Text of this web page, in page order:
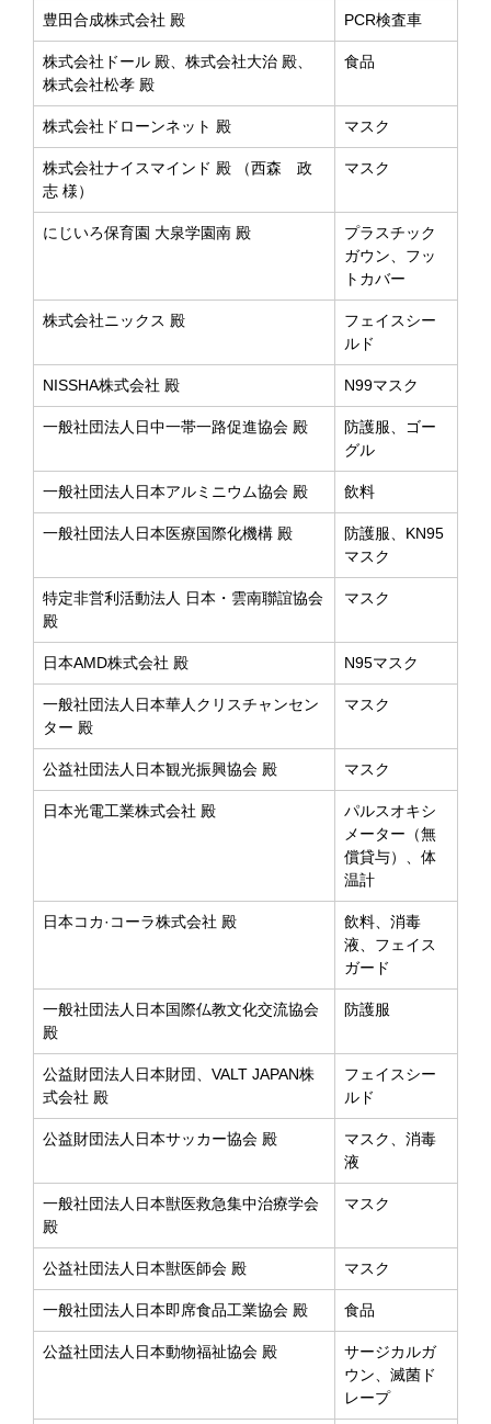
豊田合成株式会社 殿 PCR検査車
株式会社ドール 殿、株式会社大治 殿、
株式会社松孝 殿
食品
株式会社ドローンネット 殿 マスク
株式会社ナイスマインド 殿 （西森 政
志 様）
マスク
にじいろ保育園 大泉学園南 殿
プラスチック
ガウン、フッ
トカバー
株式会社ニックス 殿
フェイスシー
ルド
NISSHA株式会社 殿 N99マスク
一般社団法人日中一帯一路促進協会 殿
防護服、ゴー
グル
一般社団法人日本アルミニウム協会 殿 飲料
一般社団法人日本医療国際化機構 殿
防護服、KN95
マスク
特定非営利活動法人 日本・雲南聯誼協会
殿
マスク
日本AMD株式会社 殿 N95マスク
一般社団法人日本華人クリスチャンセン
ター 殿
マスク
公益社団法人日本観光振興協会 殿 マスク
日本光電工業株式会社 殿
パルスオキシ
メーター（無
償貸与）、体
温計
日本コカ·コーラ株式会社 殿
飲料、消毒
液、フェイス
ガード
一般社団法人日本国際仏教文化交流協会
殿
防護服
公益財団法人日本財団、VALT JAPAN株
式会社 殿
フェイスシー
ルド
公益財団法人日本サッカー協会 殿
マスク、消毒
液
一般社団法人日本獣医救急集中治療学会
殿
マスク
公益社団法人日本獣医師会 殿 マスク
一般社団法人日本即席食品工業協会 殿 食品
公益社団法人日本動物福祉協会 殿
サージカルガ
ウン、滅菌ド
レープ